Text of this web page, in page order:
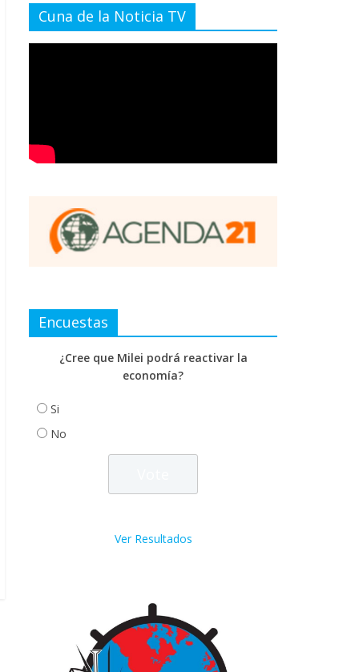
Cuna de la Noticia TV
Encuestas
¿Cree que Milei podrá reactivar la
economía?
Si
No
Ver Resultados